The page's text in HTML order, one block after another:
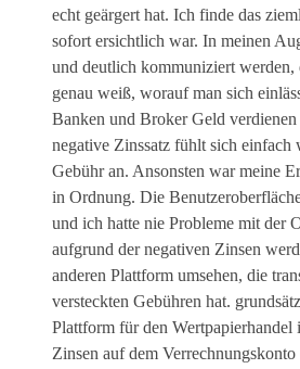
echt geärgert hat. Ich finde das
sofort ersichtlich war. In meinen
und deutlich kommuniziert werden,
genau weiß, worauf man sich
Banken und Broker Geld verdienen
negative Zinssatz fühlt sich einfach
Gebühr an. Ansonsten war meine
in Ordnung. Die
und ich hatte nie Probleme mit der
aufgrund der negativen Zinsen
anderen Plattform umsehen, die
versteckten Gebühren hat.
Plattform für den Wertpapierhandel
Zinsen auf dem Verrechnungskonto